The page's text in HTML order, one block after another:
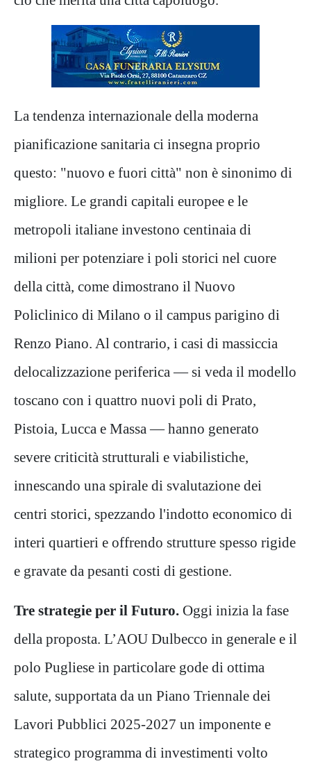
La tendenza internazionale della moderna
pianificazione sanitaria ci insegna proprio
questo: "nuovo e fuori città" non è sinonimo di
migliore. Le grandi capitali europee e le
metropoli italiane investono centinaia di
milioni per potenziare i poli storici nel cuore
della città, come dimostrano il Nuovo
Policlinico di Milano o il campus parigino di
Renzo Piano. Al contrario, i casi di massiccia
delocalizzazione periferica — si veda il modello
toscano con i quattro nuovi poli di Prato,
Pistoia, Lucca e Massa — hanno generato
severe criticità strutturali e viabilistiche,
innescando una spirale di svalutazione dei
centri storici, spezzando l'indotto economico di
interi quartieri e offrendo strutture spesso rigide
e gravate da pesanti costi di gestione.
Tre strategie per il Futuro. Oggi inizia la fase
della proposta. L’AOU Dulbecco in generale e il
polo Pugliese in particolare gode di ottima
salute, supportata da un Piano Triennale dei
Lavori Pubblici 2025-2027 un imponente e
strategico programma di investimenti volto